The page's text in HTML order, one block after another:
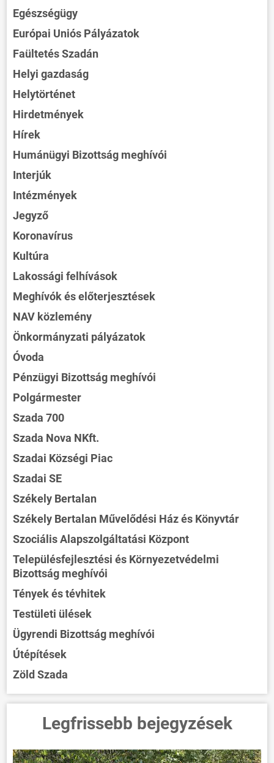
Egészségügy
Európai Uniós Pályázatok
Faültetés Szadán
Helyi gazdaság
Helytörténet
Hirdetmények
Hírek
Humánügyi Bizottság meghívói
Interjúk
Intézmények
Jegyző
Koronavírus
Kultúra
Lakossági felhívások
Meghívók és előterjesztések
NAV közlemény
Önkormányzati pályázatok
Óvoda
Pénzügyi Bizottság meghívói
Polgármester
Szada 700
Szada Nova NKft.
Szadai Községi Piac
Szadai SE
Székely Bertalan
Székely Bertalan Művelődési Ház és Könyvtár
Szociális Alapszolgáltatási Központ
Településfejlesztési és Környezetvédelmi
Bizottság meghívói
Tények és tévhitek
Testületi ülések
Ügyrendi Bizottság meghívói
Útépítések
Zöld Szada
Legfrissebb bejegyzések